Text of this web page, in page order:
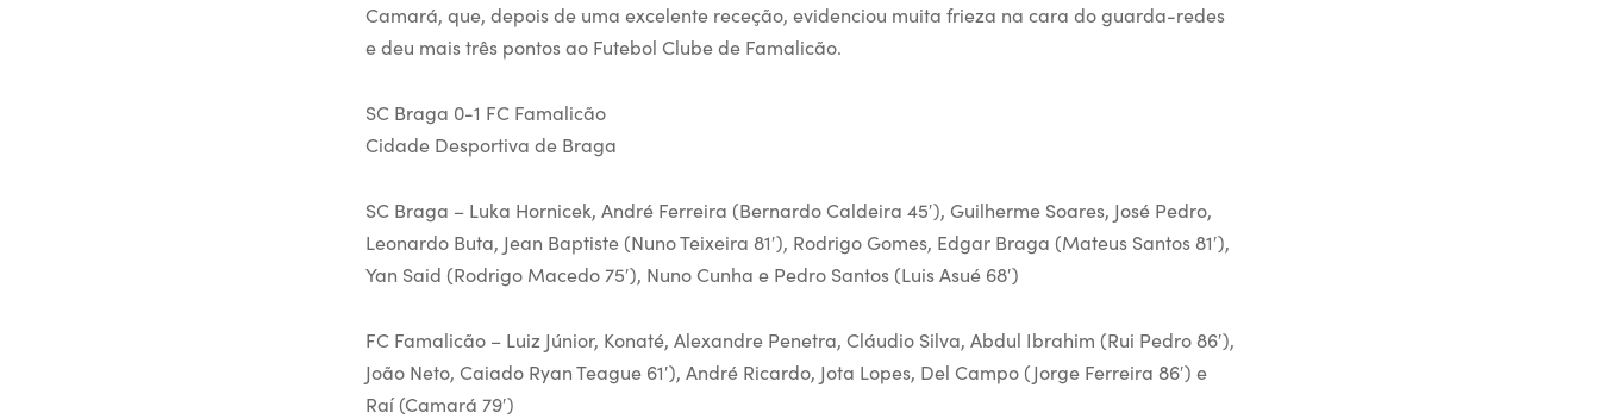
Camará, que, depois de uma excelente receção, evidenciou muita frieza na cara do guarda-redes
e deu mais três pontos ao Futebol Clube de Famalicão.
SC Braga 0-1 FC Famalicão
Cidade Desportiva de Braga
SC Braga – Luka Hornicek, André Ferreira (Bernardo Caldeira 45′), Guilherme Soares, José Pedro,
Leonardo Buta, Jean Baptiste (Nuno Teixeira 81′), Rodrigo Gomes, Edgar Braga (Mateus Santos 81′),
Yan Said (Rodrigo Macedo 75′), Nuno Cunha e Pedro Santos (Luis Asué 68′)
FC Famalicão – Luiz Júnior, Konaté, Alexandre Penetra, Cláudio Silva, Abdul Ibrahim (Rui Pedro 86′),
João Neto, Caiado Ryan Teague 61′), André Ricardo, Jota Lopes, Del Campo (Jorge Ferreira 86′) e
Raí (Camará 79′)